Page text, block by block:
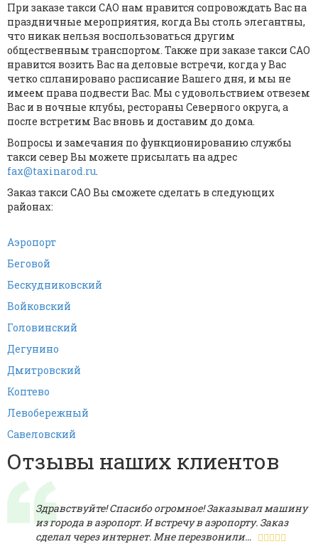
При заказе такси САО нам нравится сопровождать Вас на
праздничные мероприятия, когда Вы столь элегантны,
что никак нельзя воспользоваться другим
общественным транспортом. Также при заказе такси САО
нравится возить Вас на деловые встречи, когда у Вас
четко спланировано расписание Вашего дня, и мы не
имеем права подвести Вас. Мы с удовольствием отвезем
Вас и в ночные клубы, рестораны Северного округа, а
после встретим Вас вновь и доставим до дома.
Вопросы и замечания по функционированию службы
такси север Вы можете присылать на адрес
fax@taxinarod.ru.
Заказ такси САО Вы сможете сделать в следующих
районах:
Аэропорт
Беговой
Бескудниковский
Войковский
Головинский
Дегунино
Дмитровский
Коптево
Левобережный
Савеловский
Отзывы наших клиентов
Здравствуйте! Спасибо огромное! Заказывал машину
из города в аэропорт. И встречу в аэропорту. Заказ
сделал через интернет. Мне перезвонили…